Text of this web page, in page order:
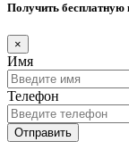
Получить бесплатную
×
Имя
Телефон
Отправить